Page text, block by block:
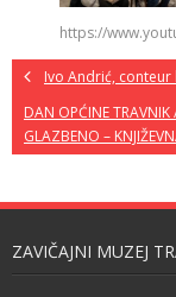
https://
Ivo Andrić,
DAN OPĆINE
GLAZBENO –
ZAVIČAJNI MUZEJ